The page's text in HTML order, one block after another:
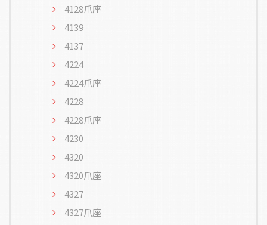
4128爪座
4139
4137
4224
4224爪座
4228
4228爪座
4230
4320
4320爪座
4327
4327爪座